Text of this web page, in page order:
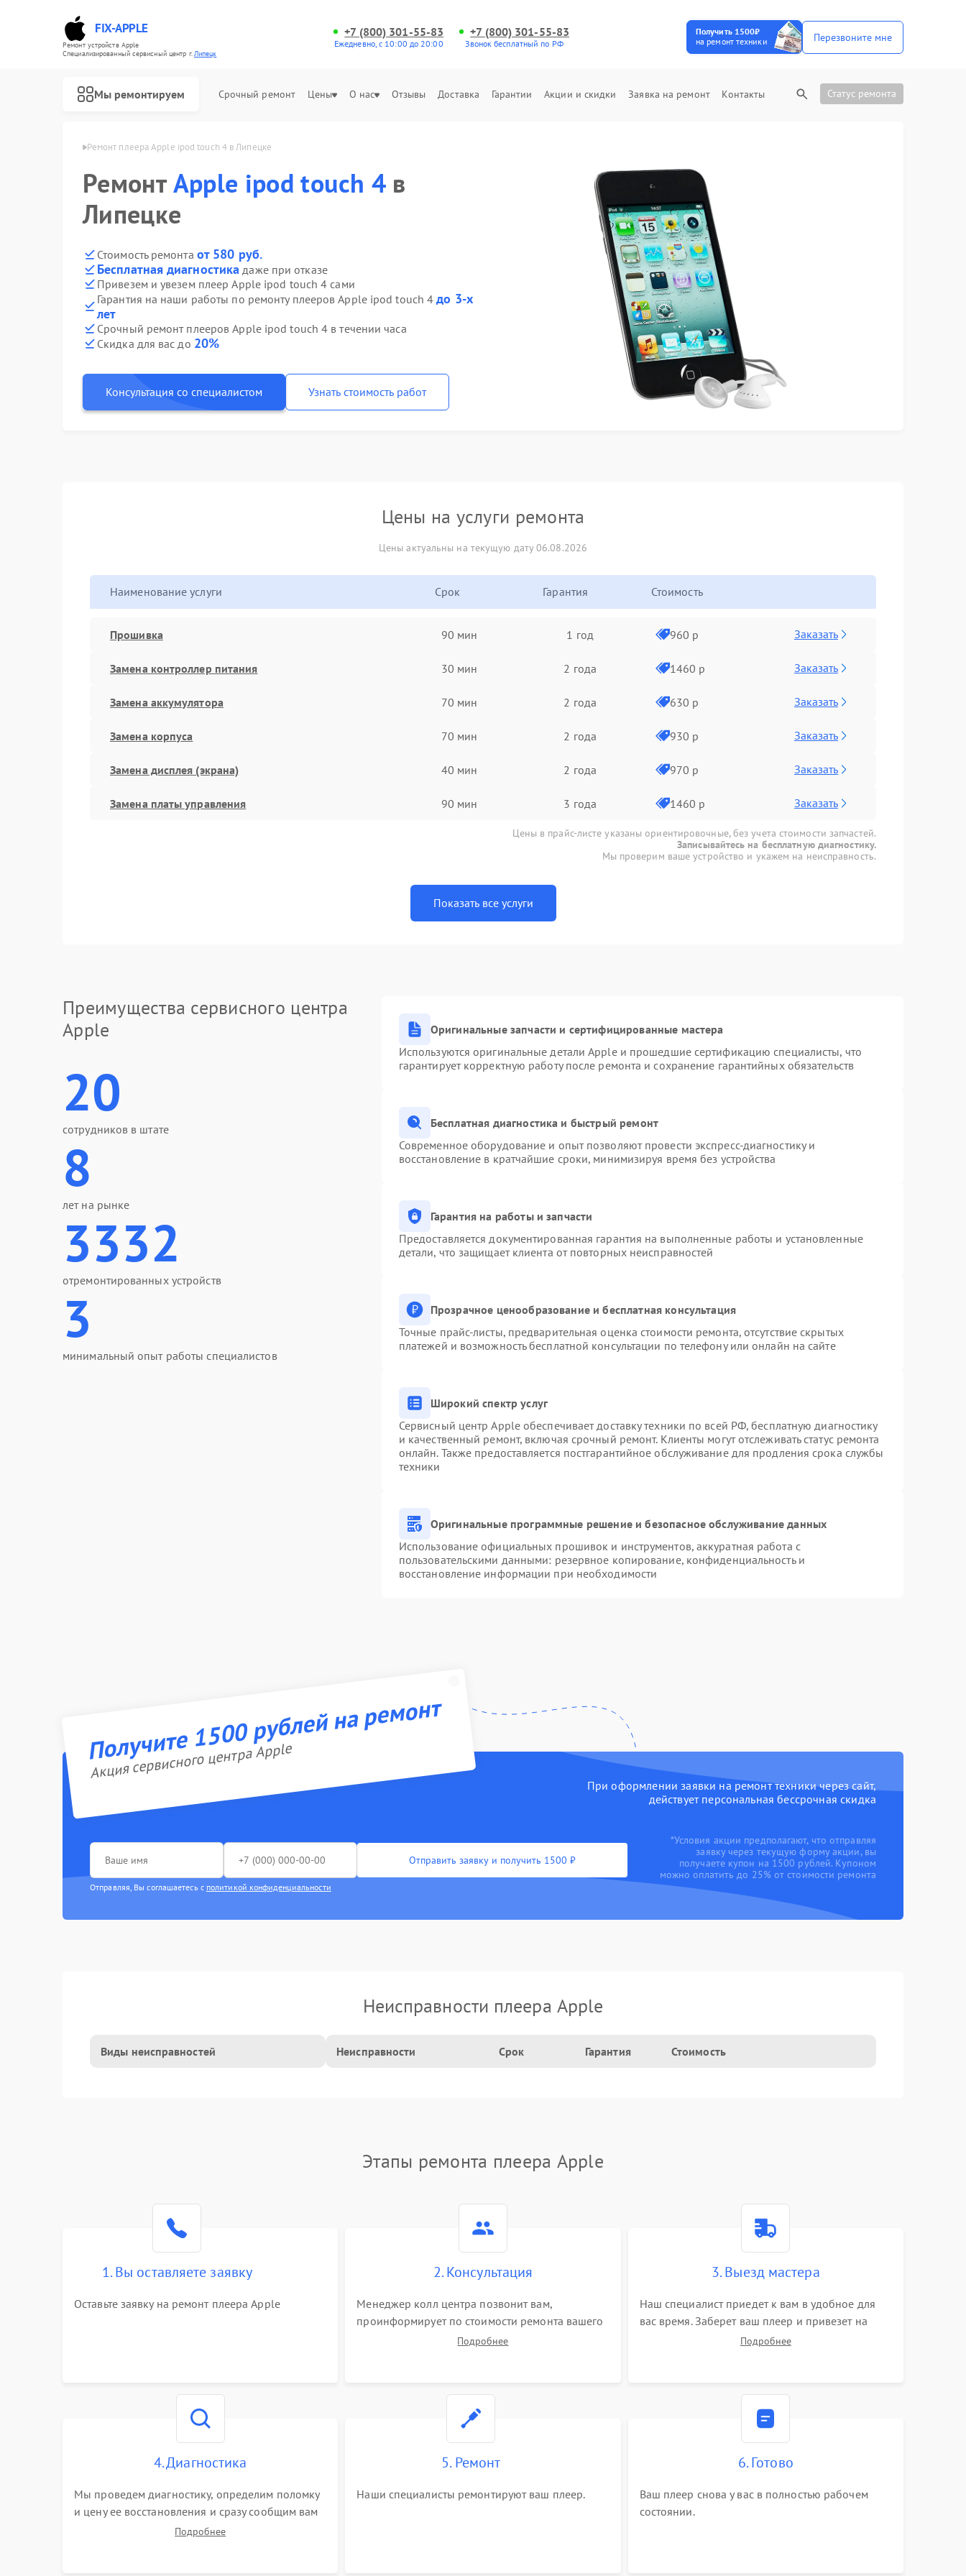
FIX-APPLE
Ремонт устройств Apple
Специализированный cервисный центр г.Липецк
+7 (800) 301-55-83
Ежедневно, с 10:00 до 20:00
+7 (800) 301-55-83
Звонок бесплатный по РФ
Получить 1500₽
на ремонт техники
Перезвоните мне
Мы ремонтируем Срочный ремонт Цены О нас Отзывы Доставка Гарантии Акции и скидки Заявка на ремонт Контакты Статус ремонта
Ремонт плеера Apple ipod touch 4 в Липецке
РемонтApple ipod touch 4 в
Липецке
Стоимость ремонта от 580 руб.
Бесплатная диагностика даже при отказе
Привезем и увезем плеер Apple ipod touch 4 сами
Гарантия на наши работы по ремонту плееров Apple ipod touch 4до 3-х
лет
Срочный ремонт плееров Apple ipod touch 4 в течении часа
Скидка для вас до 20%
Консультация со специалистом Узнать стоимость работ
Цены на услуги ремонта
Цены актуальны на текущую дату 06.08.2026
Наименование услуги Срок Гарантия Стоимость
Прошивка 90 мин 1 год 960 р Заказать
Замена контроллер питания 30 мин 2 года 1460 р Заказать
Замена аккумулятора 70 мин 2 года 630 р Заказать
Замена корпуса 70 мин 2 года 930 р Заказать
Замена дисплея (экрана) 40 мин 2 года 970 р Заказать
Замена платы управления 90 мин 3 года 1460 р Заказать
Цены в прайс-листе указаны ориентировочные, без учета стоимости запчастей.
Записывайтесь на бесплатную диагностику.
Мы проверим ваше устройство и укажем на неисправность.
Показать все услуги
Преимущества сервисного центра
Apple
20
сотрудников в штате
8
лет на рынке
3332
отремонтированных устройств
3
минимальный опыт работы специалистов
Оригинальные запчасти и сертифицированные мастера
Используются оригинальные детали Apple и прошедшие сертификацию специалисты, что
гарантирует корректную работу после ремонта и сохранение гарантийных обязательств
Бесплатная диагностика и быстрый ремонт
Современное оборудование и опыт позволяют провести экспресс-диагностику и
восстановление в кратчайшие сроки, минимизируя время без устройства
Гарантия на работы и запчасти
Предоставляется документированная гарантия на выполненные работы и установленные
детали, что защищает клиента от повторных неисправностей
Прозрачное ценообразование и бесплатная консультация
Точные прайс-листы, предварительная оценка стоимости ремонта, отсутствие скрытых
платежей и возможность бесплатной консультации по телефону или онлайн на сайте
Широкий спектр услуг
Сервисный центр Apple обеспечивает доставку техники по всей РФ, бесплатную диагностику
и качественный ремонт, включая срочный ремонт. Клиенты могут отслеживать статус ремонта
онлайн. Также предоставляется постгарантийное обслуживание для продления срока службы
техники
Оригинальные программные решение и безопасное обслуживание данных
Использование официальных прошивок и инструментов, аккуратная работа с
пользовательскими данными: резервное копирование, конфиденциальность и
восстановление информации при необходимости
Получите 1500 рублей на ремонт
Акция сервисного центра Apple
При оформлении заявки на ремонт техники через сайт,
действует персональная бессрочная скидка
Отправить заявку и получить 1500 ₽
Отправляя, Вы соглашаетесь с политикой конфиденциальности
*Условия акции предполагают, что отправляя
заявку через текущую форму акции, вы
получаете купон на 1500 рублей. Купоном
можно оплатить до 25% от стоимости ремонта
Неисправности плеера Apple
Виды неисправностей Неисправности Срок Гарантия Стоимость
Этапы ремонта плеера Apple
1. Вы оставляете заявку
Оставьте заявку на ремонт плеера Apple
2. Консультация
Менеджер колл центра позвонит вам,
проинформирует по стоимости ремонта вашего
плеера а также ответит на все ваши вопросы.
Подробнее
3. Выезд мастера
Наш специалист приедет к вам в удобное для
вас время. Заберет ваш плеер и привезет на
склад для диагностики.Подробнее
4. Диагностика
Мы проведем диагностику, определим поломку
и цену ее восстановления и сразу сообщим вам
о сроках ее ремонта.Подробнее
5. Ремонт
Наши специалисты ремонтируют ваш плеер.
6. Готово
Ваш плеер снова у вас в полностью рабочем
состоянии.